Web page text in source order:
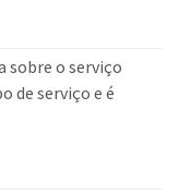
sobre o serviço
de serviço e é